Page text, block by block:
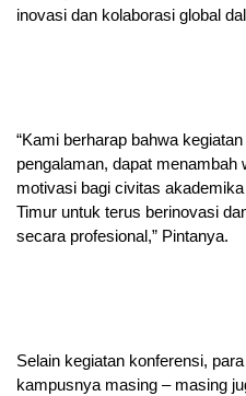
inovasi dan kolaborasi global
“Kami berharap bahwa
pengalaman, dapat menambah
motivasi bagi civitas
Timur untuk terus berinovasi
secara profesional,” Pintanya.
Selain kegiatan konferensi,
kampusnya masing – masing